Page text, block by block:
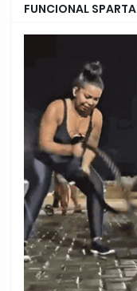
FUNCIONAL SPARTA